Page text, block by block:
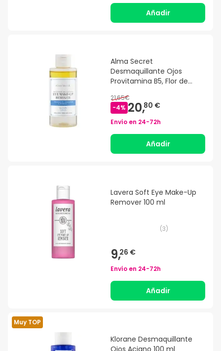
Añadir
Alma Secret
Desmaquillante Ojos
Provitamina B5, Flor de
21,65€
-4% 20,80 €
Envío en 24-72h
Añadir
Lavera Soft Eye Make-Up
Remover 100 ml
(3)
9,26 €
Envío en 24-72h
Añadir
Muy TOP
Klorane Desmaquillante
Ojos Aciano 100 ml